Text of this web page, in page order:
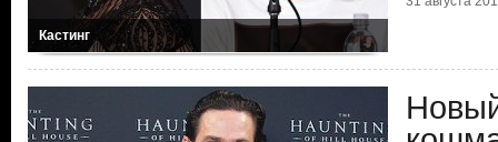
Кастинг